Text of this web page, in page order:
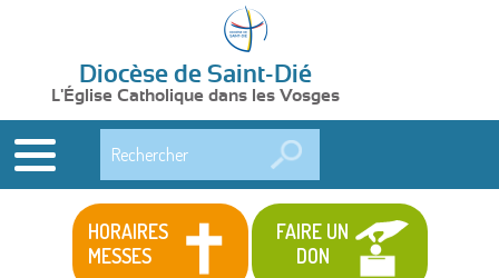
Diocèse de Saint-Dié
L'Église Catholique dans les Vosges
HORAIRES
MESSES
FAIRE UN
DON